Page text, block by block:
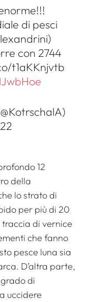
di pesci
con 2744
t1aKKnjvtb
12
della
lo strato di
per più di 20
traccia di vernice
che fanno
pesce luna sia
D’altra parte,
di
uccidere